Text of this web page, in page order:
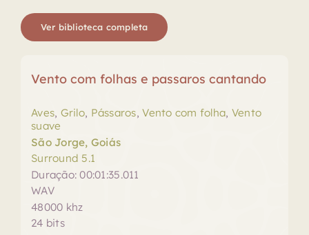
Ver biblioteca completa
Vento com folhas e passaros cantando
Aves, Grilo, Pássaros,Vento com folha, Vento
suave
São Jorge, Goiás
Surround 5.1
Duração: 00:01:35.011
WAV
48000 khz
24 bits